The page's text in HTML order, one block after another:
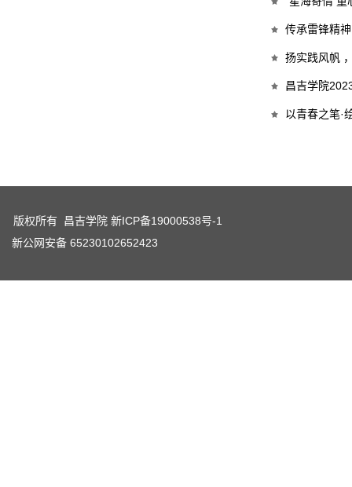
传承雷锋精
扬实践风帆
昌吉学院
以青春之笔·
版权所有 昌吉学院 新ICP备19000538号-1
新公网安备 65230102652423